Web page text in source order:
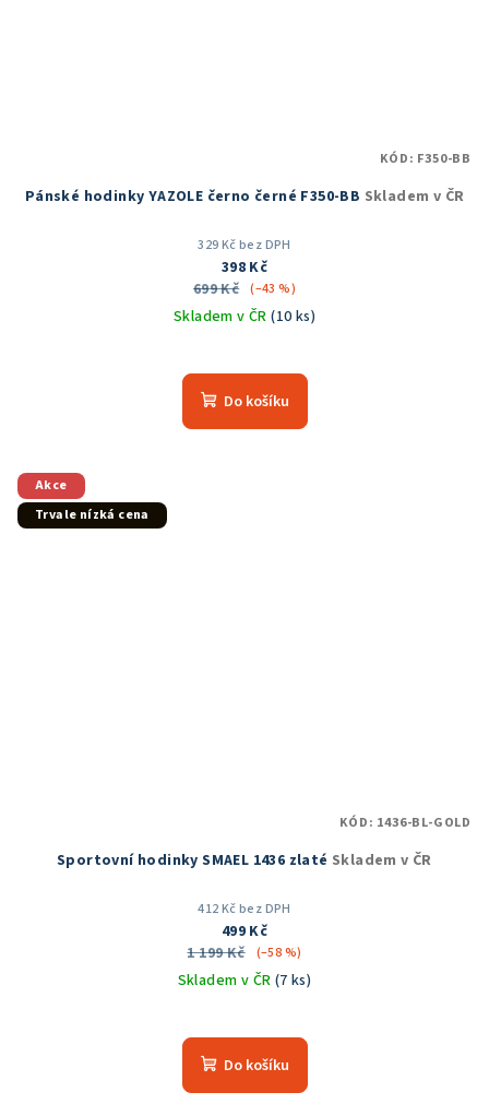
Pánské hodinky YAZOLE černo černé F350-BB Skladem v ČR
329 Kč bez DPH
398 Kč
699 Kč (–43 %)
Skladem v ČR(10 ks)
Do košíku
KÓD: F350-BB
Akce
Trvale nízká cena
Sportovní hodinky SMAEL 1436 zlaté Skladem v ČR
412 Kč bez DPH
499 Kč
1 199 Kč
(–58 %)
Skladem v ČR (7 ks)
Do košíku
KÓD: 1436-BL-GOLD